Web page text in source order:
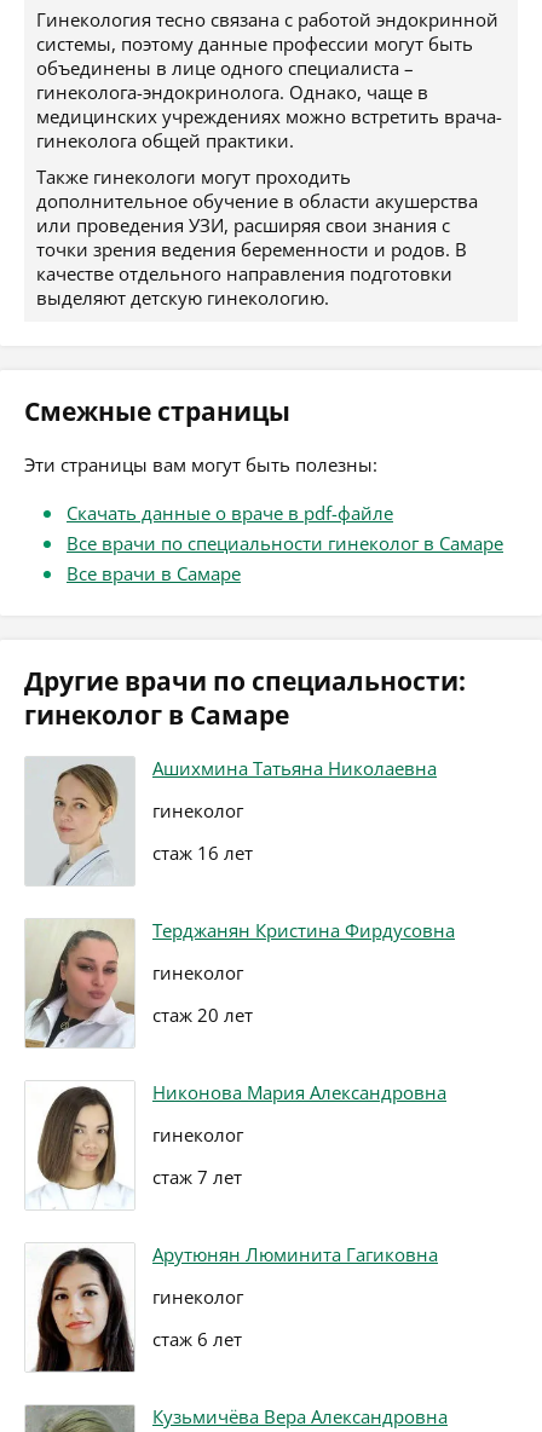
Гинекология тесно связана с работой эндокринной
системы, поэтому данные профессии могут быть
объединены в лице одного специалиста –
гинеколога-эндокринолога. Однако, чаще в
медицинских учреждениях можно встретить врача-
гинеколога общей практики.
Также гинекологи могут проходить
дополнительное обучение в области акушерства
или проведения УЗИ, расширяя свои знания с
точки зрения ведения беременности и родов. В
качестве отдельного направления подготовки
выделяют детскую гинекологию.
Смежные страницы
Эти страницы вам могут быть полезны:
Скачать данные о враче в pdf-файле
Все врачи по специальности гинеколог в Самаре
Все врачи в Самаре
Другие врачи по специальности:
гинеколог в Самаре
Ашихмина Татьяна Николаевна
гинеколог
стаж 16 лет
Терджанян Кристина Фирдусовна
гинеколог
стаж 20 лет
Никонова Мария Александровна
гинеколог
стаж 7 лет
Арутюнян Люминита Гагиковна
гинеколог
стаж 6 лет
Кузьмичёва Вера Александровна